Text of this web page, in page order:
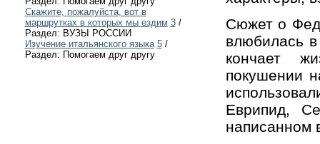
Скажите, пожалуйста, вот в
маршрутках в которых мы ездим 3/
Раздел: ВУЗЫ РОССИИ
Изучение итальянского языка 5/
Раздел: Помогаем друг другу
Сюжет о
влюбилась
кончает
покушении
Еврипид,
написанном